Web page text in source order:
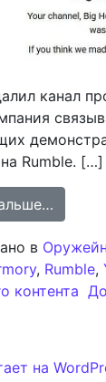
канал
Rumble. […]
в
, Rumble,
контента
на